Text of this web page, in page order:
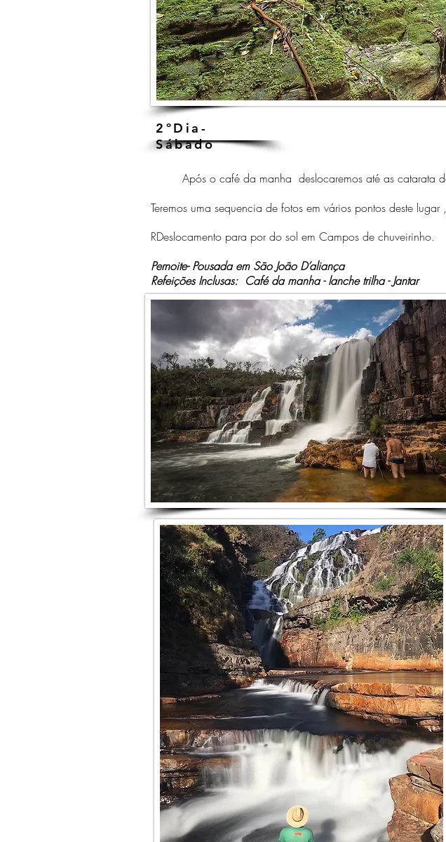
2ºDia-
Sábado
Após o café da manha deslocaremos até as catarata
Teremos uma sequencia de fotos em vários pontos deste
RDeslocamento para por do sol em Campos de chuveirinho.
Pernoite- Pousada em São João D’aliança
Refeições Inclusas: Café da manha - lanche trilha - Jantar